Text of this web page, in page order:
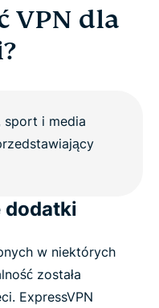
VPN dla
dodatki
w niektórych
została
ExpressVPN